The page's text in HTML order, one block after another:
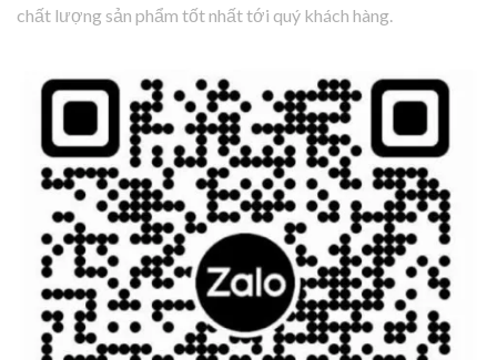
chất lượng sản phẩm tốt nhất tới quý khách hàng.